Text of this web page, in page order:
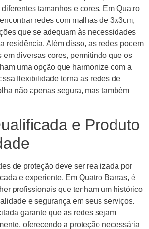
tamanhos e cores. Em Quatro
redes com malhas de 3x3cm,
que se adequam às necessidades
residência. Além disso, as redes podem
em diversas cores, permitindo que os
uma opção que harmonize com a
flexibilidade torna as redes de
não apenas segura, mas também
e Produto
de proteção deve ser realizada por
e experiente. Em Quatro Barras, é
profissionais que tenham um histórico
e segurança em seus serviços.
garante que as redes sejam
oferecendo a proteção necessária